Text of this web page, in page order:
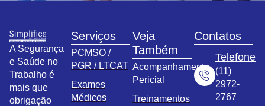
A Segurança
e Saúde no
Trabalho é
mais que
obrigação
Serviços
PCMSO /
PGR / LTCAT
Exames
Médicos
Veja
Também
Acompanhamento
Pericial
Treinamentos
Contatos
Telefone
(11)
2972-
2767